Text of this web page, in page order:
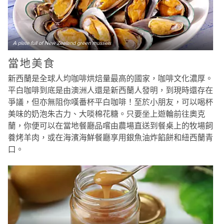
A plate full of New Zealand green mussels
當地美食
新西蘭是全球人均咖啡烘焙量最高的國家，咖啡文化濃厚。
平白咖啡到底是由澳洲人還是新西蘭人發明，到現時還存在
爭議，但亦無阻你嘆番杯平白咖啡！至於小朋友，可以喝杯
美味的奶泡朱古力、大啖棉花糖。只要坐上遊輪前往奧克
蘭，你便可以在當地餐廳品嚐由農場直送到餐桌上的牧場飼
養烤羊肉，或在海濱海鮮餐廳享用銀魚油炸餡餅和紐西蘭青
口。